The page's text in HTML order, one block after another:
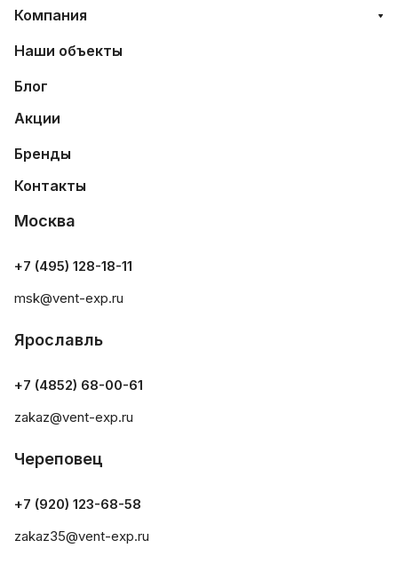
Компания
Наши объекты
Блог
Акции
Бренды
Контакты
Москва
+7 (495) 128-18-11
msk@vent-exp.ru
Ярославль
+7 (4852) 68-00-61
zakaz@vent-exp.ru
Череповец
+7 (920) 123-68-58
zakaz35@vent-exp.ru